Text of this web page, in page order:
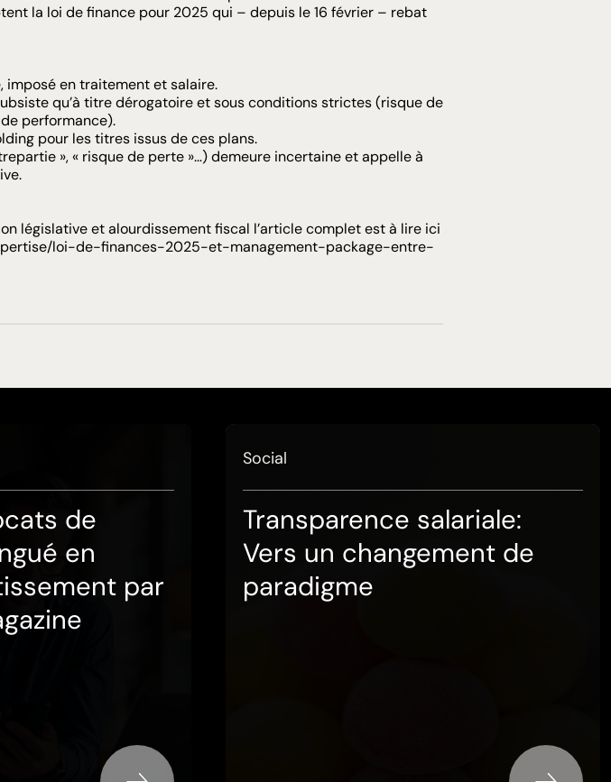
la loi de finance pour 2025 qui – depuis le 16 février – rebat
imposé en traitement et salaire.
qu’à titre dérogatoire et sous conditions strictes (risque de
performance).
pour les titres issus de ces plans.
», « risque de perte »…) demeure incertaine et appelle à
législative et alourdissement fiscal l’article complet est à lire ici
loi-de-finances-2025-et-management-package-entre-
de
en
par
Social
Transparence salariale:
Vers un changement de
paradigme